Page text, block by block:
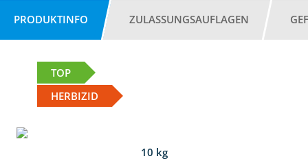
PRODUKTINFO ZULASSUNGSAUFLAGEN
TOP
HERBIZID
10 kg